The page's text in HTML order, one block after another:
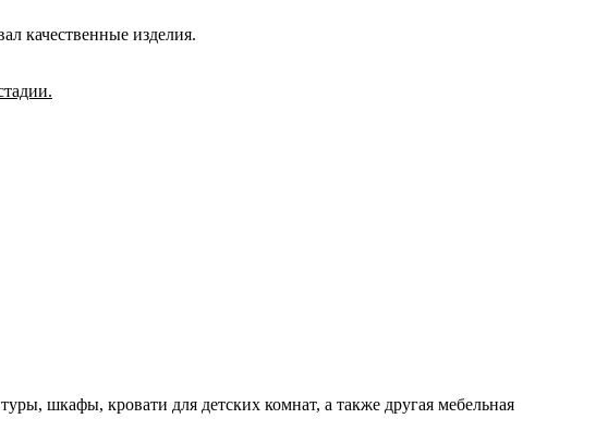
качественные изделия.
шкафы, кровати для детских комнат, а также другая мебельная